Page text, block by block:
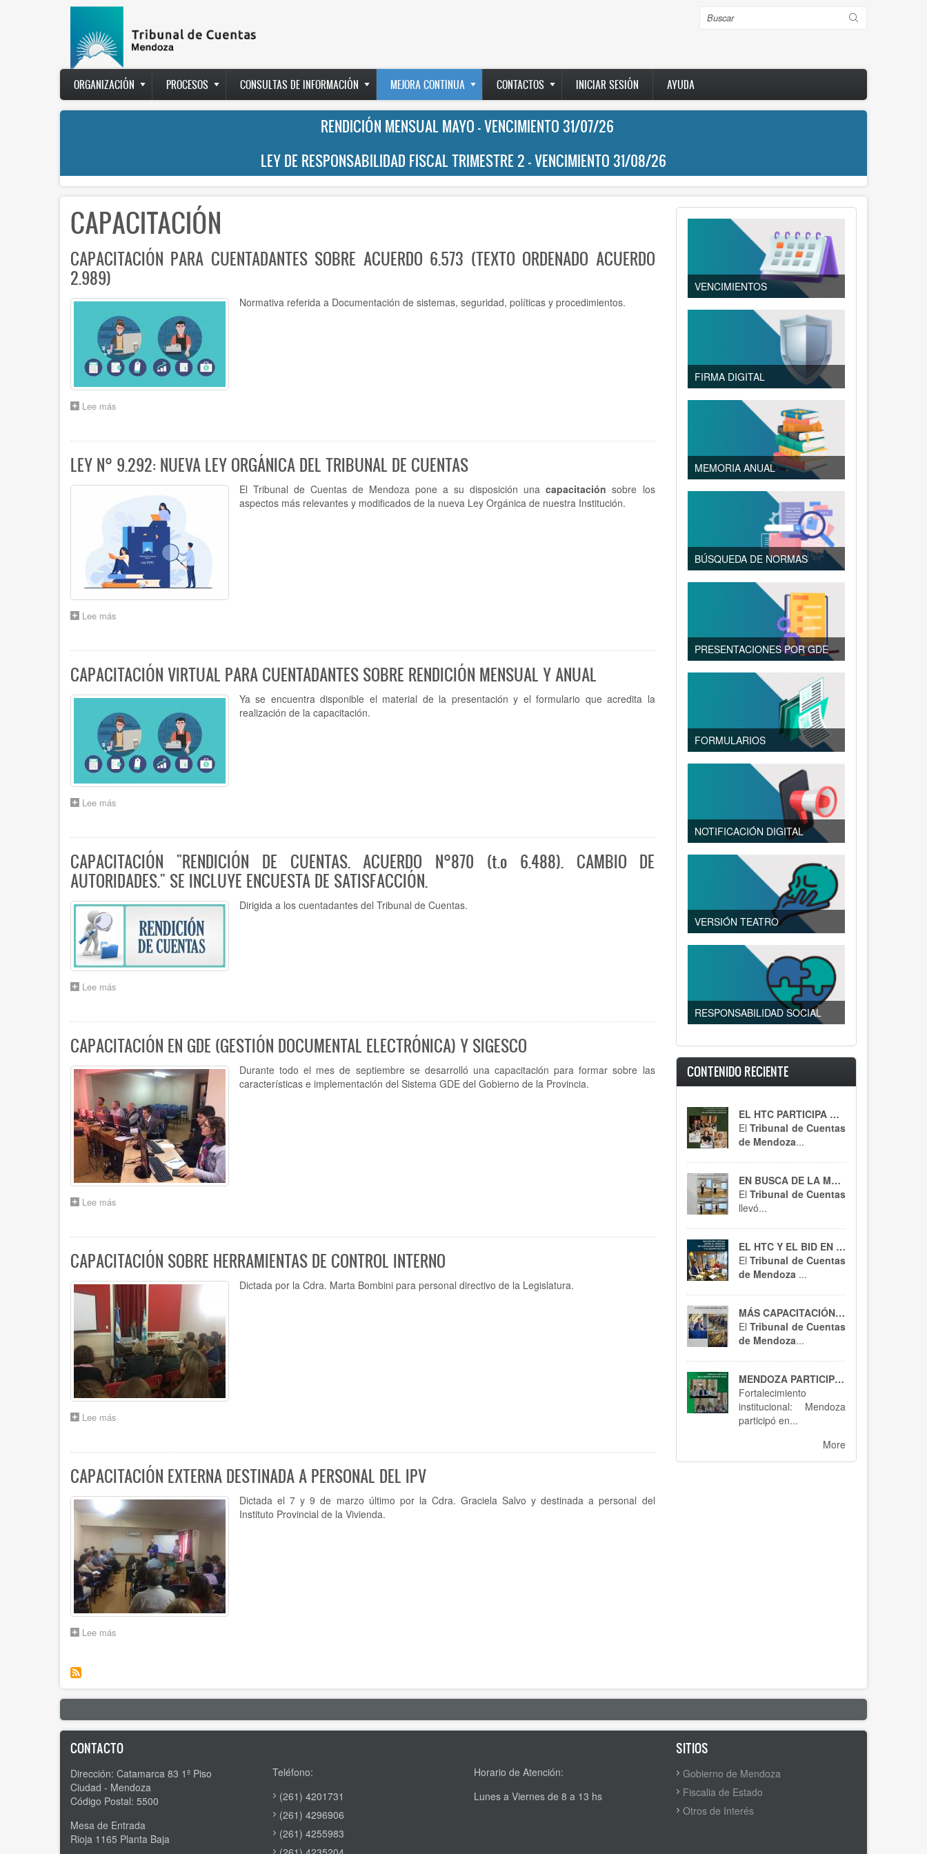
Buscar
Main
navigation
ORGANIZACIÓN PROCESOS CONSULTAS DE INFORMACIÓN MEJORA CONTINUA CONTACTOS INICIAR SESIÓN AYUDA
RENDICIÓN MENSUAL MAYO - VENCIMIENTO 31/07/26
LEY DE RESPONSABILIDAD FISCAL TRIMESTRE 2 - VENCIMIENTO 31/08/26
CAPACITACIÓN
CAPACITACIÓN PARA CUENTADANTES SOBRE ACUERDO 6.573 (TEXTO ORDENADO ACUERDO
2.989)
Normativa referida a Documentación de sistemas, seguridad, políticas y procedimientos.
Lee más
CUENTADANTES
SOBRE
ACUERDO
ORDENADO
ACUERDO
2.989)
LEY N° 9.292: NUEVA LEY ORGÁNICA DEL TRIBUNAL DE CUENTAS
El Tribunal de Cuentas de Mendoza pone a su disposición unacapacitación sobre los
aspectos más relevantes y modificados de la nueva Ley Orgánica de nuestra Institución.
Lee más
9.292:
NUEVA
LEY
DEL
TRIBUNAL
DE
CUENTAS
CAPACITACIÓN VIRTUAL PARA CUENTADANTES SOBRE RENDICIÓN MENSUAL Y ANUAL
Ya se encuentra disponible el material de la presentación y el formulario que acredita la
realización de la capacitación.
Lee más
PARA
CUENTADANTES
SOBRE
RENDICIÓN
MENSUAL
Y
CAPACITACIÓN "RENDICIÓN DE CUENTAS. ACUERDO N°870 (t.o 6.488). CAMBIO DE
AUTORIDADES." SE INCLUYE ENCUESTA DE SATISFACCIÓN.
Dirigida a los cuentadantes del Tribunal de Cuentas.
Lee más
DE
CUENTAS.
ACUERDO
(t.o
6.488).
CAMBIO
DE
AUTORIDADES."
SE
INCLUYE
ENCUESTA
DE
SATISFACCIÓN.
CAPACITACIÓN EN GDE (GESTIÓN DOCUMENTAL ELECTRÓNICA) Y SIGESCO
Durante todo el mes de septiembre se desarrolló una capacitación para formar sobre las
características e implementación del Sistema GDE del Gobierno de la Provincia.
Lee más
GDE
(GESTIÓN
DOCUMENTAL
Y
SIGESCO
CAPACITACIÓN SOBRE HERRAMIENTAS DE CONTROL INTERNO
Dictada por la Cdra. Marta Bombini para personal directivo de la Legislatura.
Lee más
HERRAMIENTAS
DE
CONTROL
CAPACITACIÓN EXTERNA DESTINADA A PERSONAL DEL IPV
Dictada el 7 y 9 de marzo último por la Cdra. Graciela Salvo y destinada a personal del
Instituto Provincial de la Vivienda.
Lee más
IPV
VENCIMIENTOS
FIRMA DIGITAL
MEMORIA ANUAL
BÚSQUEDA DE NORMAS
PRESENTACIONES POR GDE
FORMULARIOS
NOTIFICACIÓN DIGITAL
VERSIÓN TEATRO
RESPONSABILIDAD SOCIAL
CONTENIDO RECIENTE
EL HTC PARTICIPA DE UN ENCUENTRO CLAVE
El Tribunal de Cuentas
de Mendoza...
EN BUSCA DE LA MEJORA CONTÍNUA
El Tribunal de Cuentas
llevó...
EL HTC Y EL BID EN ACCIÓN
El Tribunal de Cuentas
de Mendoza ...
MÁS CAPACITACIÓN, MEJOR CONTROL : EL HTC SE ACTUALIZA EN RT 54
El Tribunal de Cuentas
de Mendoza...
MENDOZA PARTICIPÓ EN BUENOS AIRES : SPTCRA
Fortalecimiento
institucional: Mendoza
participó en...
More
CONTACTO
Dirección: Catamarca 83 1º Piso
Ciudad - Mendoza
Código Postal: 5500
Mesa de Entrada
Rioja 1165 Planta Baja
Teléfono:
(261) 4201731
(261) 4296906
(261) 4255983
Horario de Atención:
Lunes a Viernes de 8 a 13 hs
SITIOS
Gobierno de Mendoza
Fiscalia de Estado
Otros de Interés